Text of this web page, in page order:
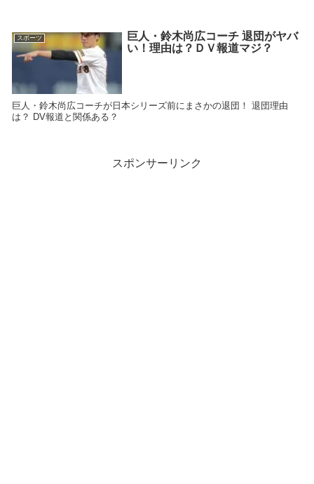
スポーツ
巨人・鈴木尚広コーチ 退団がヤバ
い！理由は？ＤＶ報道マジ？
巨人・鈴木尚広コーチが日本シリーズ前にまさかの退団！ 退団理由
は？ DV報道と関係ある？
スポンサーリンク